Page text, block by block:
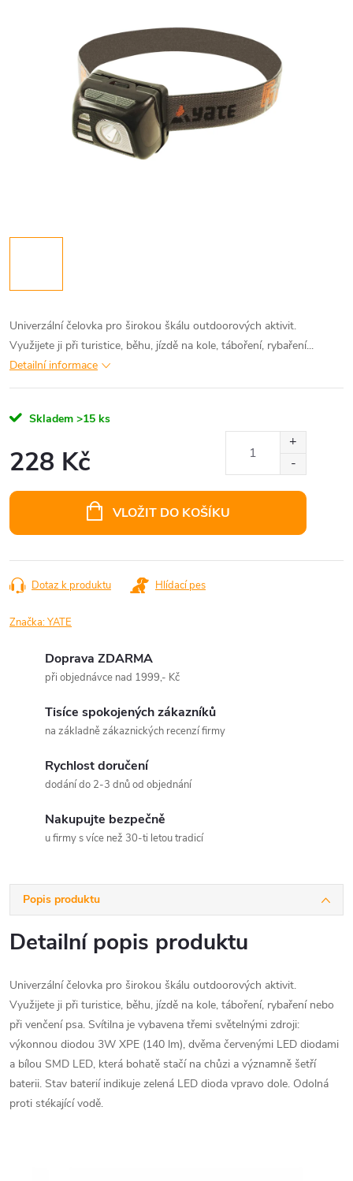
Univerzální čelovka pro širokou škálu outdoorových aktivit.
Využijete ji při turistice, běhu, jízdě na kole, táboření, rybaření...
Detailní informace
Skladem >15 ks
228 Kč
VLOŽIT DO KOŠÍKU
Dotaz k produktu Hlídací pes
Značka:YATE
Doprava ZDARMA
při objednávce nad 1999,- Kč
Tisíce spokojených zákazníků
na základně zákaznických recenzí firmy
Rychlost doručení
dodání do 2-3 dnů od objednání
Nakupujte bezpečně
u firmy s více než 30-ti letou tradicí
Popis produktu
Detailní popis produktu
Univerzální čelovka pro širokou škálu outdoorových aktivit.
Využijete ji při turistice, běhu, jízdě na kole, táboření, rybaření nebo
při venčení psa. Svítilna je vybavena třemi světelnými zdroji:
výkonnou diodou 3W XPE (140 lm), dvěma červenými LED diodami
a bílou SMD LED, která bohatě stačí na chůzi a významně šetří
baterii. Stav baterií indikuje zelená LED dioda vpravo dole. Odolná
proti stékající vodě.